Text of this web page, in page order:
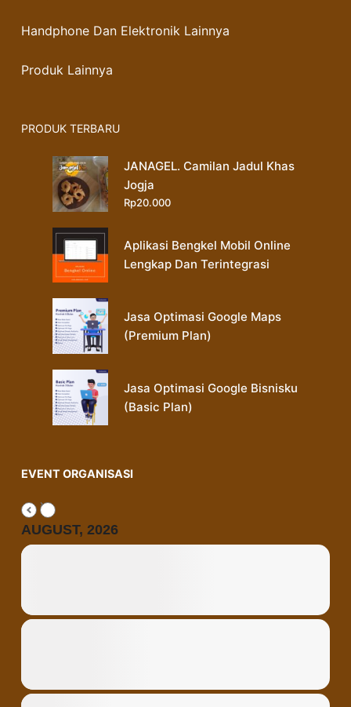
Handphone Dan Elektronik Lainnya
Produk Lainnya
PRODUK TERBARU
JANAGEL. Camilan Jadul Khas
Jogja
Rp20.000
Aplikasi Bengkel Mobil Online
Lengkap Dan Terintegrasi
Jasa Optimasi Google Maps
(Premium Plan)
Jasa Optimasi Google Bisnisku
(Basic Plan)
EVENT ORGANISASI
AUGUST, 2026